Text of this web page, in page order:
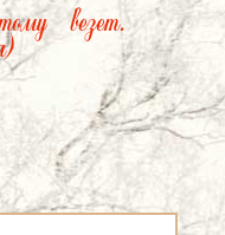
везет.